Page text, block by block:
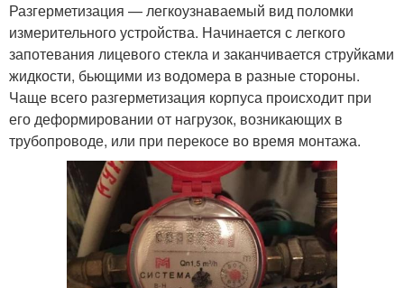
Разгерметизация — легкоузнаваемый вид поломки
измерительного устройства. Начинается с легкого
запотевания лицевого стекла и заканчивается струйками
жидкости, бьющими из водомера в разные стороны.
Чаще всего разгерметизация корпуса происходит при
его деформировании от нагрузок, возникающих в
трубопроводе, или при перекосе во время монтажа.